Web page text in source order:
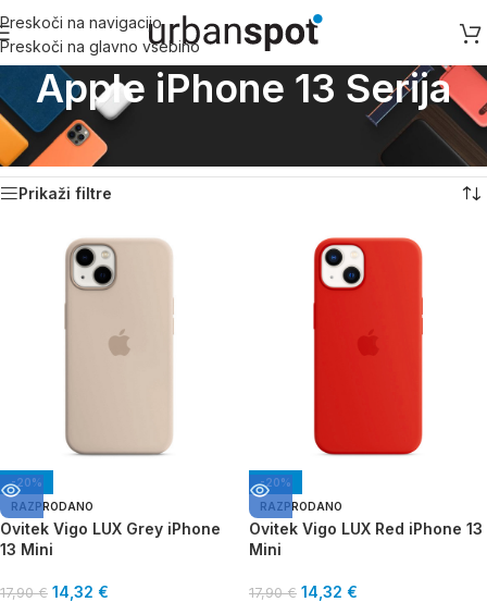
Preskoči na navigacijo
Preskoči na glavno vsebino
Apple iPhone 13 Serija
Domov/ Apple Apple iPhone 13 Serija
Prikazovanje 127–144 od 164 rezultatov
Prikaži filtre
-20%
RAZPRODANO
Ovitek Vigo LUX Grey iPhone
13 Mini
17,90€ 14,32 €
-20%
RAZPRODANO
Ovitek Vigo LUX Red iPhone 13
Mini
17,90€ 14,32 €